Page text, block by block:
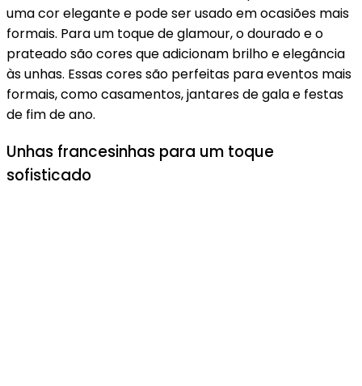
uma cor elegante e pode ser usado em ocasiões mais
formais. Para um toque de glamour, o dourado e o
prateado são cores que adicionam brilho e elegância
às unhas. Essas cores são perfeitas para eventos mais
formais, como casamentos, jantares de gala e festas
de fim de ano.
Unhas francesinhas para um toque
sofisticado